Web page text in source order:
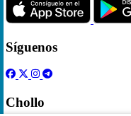
Síguenos
Chollo